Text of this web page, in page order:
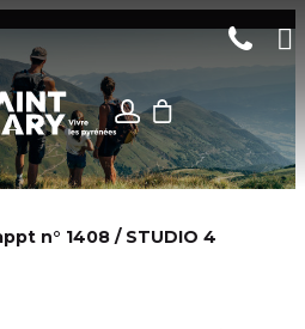
n° 1408 / STUDIO 4